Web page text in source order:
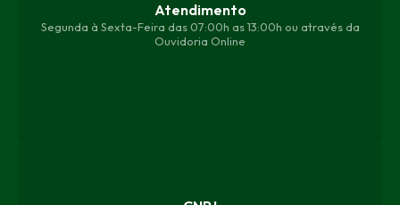
Atendimento
Segunda à Sexta-Feira das 07:00h as 13:00h ou através da
Ouvidoria Online